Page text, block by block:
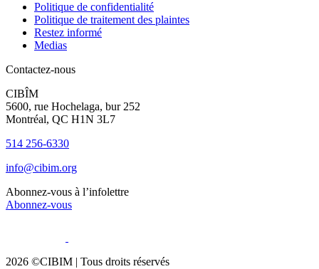
Politique de confidentialité
Politique de traitement des plaintes
Restez informé
Medias
Contactez-nous
CIBÎM
5600, rue Hochelaga, bur 252
Montréal, QC H1N 3L7
514 256-6330
info@cibim.org
Abonnez-vous à l’infolettre
Abonnez-vous
2026 ©CIBIM | Tous droits réservés